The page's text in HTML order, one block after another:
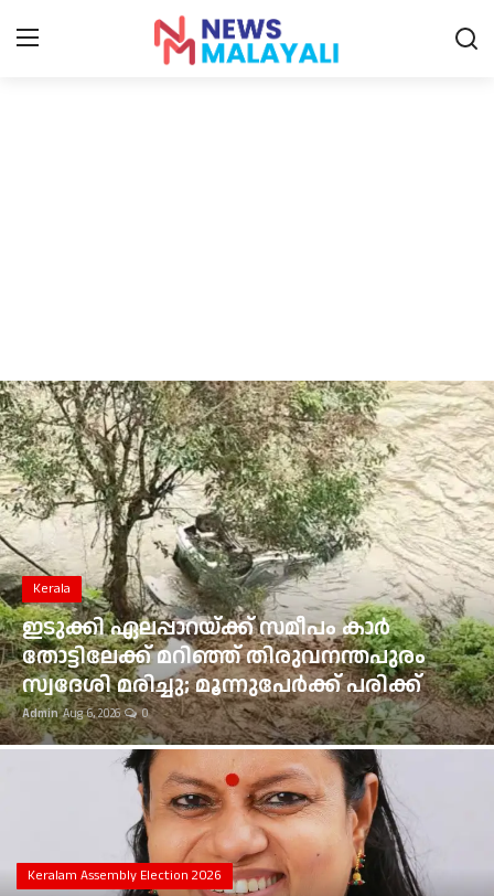
Entertainment
Sports
Food
Gulf News
Loksabha Election 2024
Technology
Health
Jobs Mall
Career
Kerala
ഇടുക്കി ഏലപ്പാറയ്ക്ക് സമീപം കാർ
തോട്ടിലേക്ക് മറിഞ്ഞ് തിരുവനന്തപുരം
സ്വദേശി മരിച്ചു; മൂന്നുപേർക്ക് പരിക്ക്
Admin Aug 6, 2026 0
Keralam Assembly Election 2026